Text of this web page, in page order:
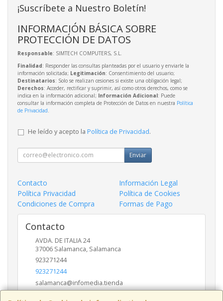
¡Suscríbete a Nuestro Boletín!
INFORMACIÓN BÁSICA SOBRE
PROTECCIÓN DE DATOS
Responsable: SIMTECH COMPUTERS, S.L.
Finalidad: Responder las consultas planteadas por el usuario y enviarle la
información solicitada; Legitimación: Consentimiento del usuario;
Destinatarios: Solo se realizan cesiones si existe una obligación legal;
Derechos: Acceder, rectificar y suprimir, así como otros derechos, como se
indica en la información adicional; Información Adicional: Puede
consultar la información completa de Protección de Datos en nuestra Política
de Privacidad
He leído y acepto la Política de Privacidad.
Enviar
Contacto
Información Legal
Política Privacidad
Política de Cookies
Condiciones de Compra
Formas de Pago
Contacto
AVDA. DE ITALIA 24
37006 Salamanca, Salamanca
923271244
923271244
salamanca@infomedia.tienda